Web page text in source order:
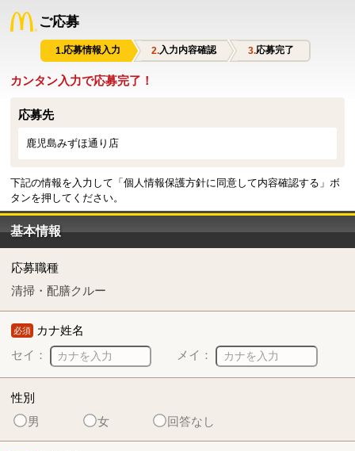
ご応募
応募情報入力 入力内容確認 応募完了
カンタン入力で応募完了！
応募先
鹿児島みずほ通り店
下記の情報を入力して「個人情報保護方針に同意して内容確認する」ボ
タンを押してください。
基本情報
応募職種
清掃・配膳クルー
必須 カナ姓名
セイ：
メイ：
性別
男
女 回答なし